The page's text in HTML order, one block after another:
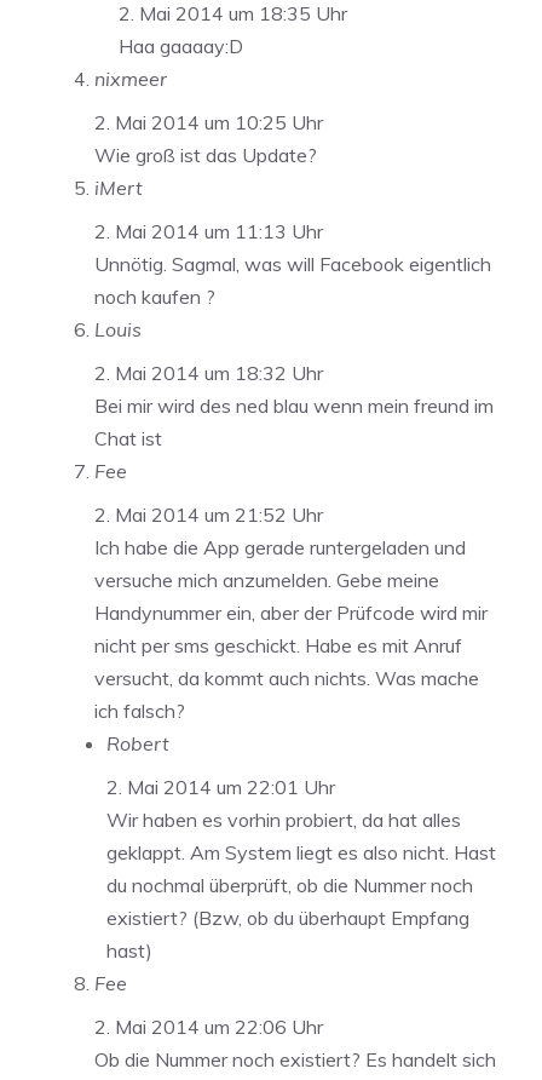
2. Mai 2014 um 18:35 Uhr
Haa gaaaay:D
nixmeer
2. Mai 2014 um 10:25 Uhr
Wie groß ist das Update?
iMert
2. Mai 2014 um 11:13 Uhr
Unnötig. Sagmal, was will Facebook eigentlich
noch kaufen ?
Louis
2. Mai 2014 um 18:32 Uhr
Bei mir wird des ned blau wenn mein freund im
Chat ist
Fee
2. Mai 2014 um 21:52 Uhr
Ich habe die App gerade runtergeladen und
versuche mich anzumelden. Gebe meine
Handynummer ein, aber der Prüfcode wird mir
nicht per sms geschickt. Habe es mit Anruf
versucht, da kommt auch nichts. Was mache
ich falsch?
Robert
2. Mai 2014 um 22:01 Uhr
Wir haben es vorhin probiert, da hat alles
geklappt. Am System liegt es also nicht. Hast
du nochmal überprüft, ob die Nummer noch
existiert? (Bzw, ob du überhaupt Empfang
hast)
Fee
2. Mai 2014 um 22:06 Uhr
Ob die Nummer noch existiert? Es handelt sich